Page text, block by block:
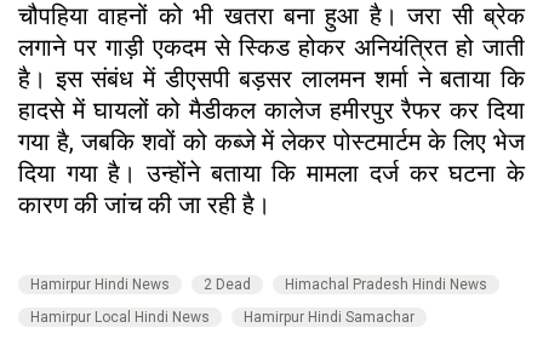
चौपहिया वाहनों को भी खतरा बना हुआ है। जरा सी ब्रेक
लगाने पर गाड़ी एकदम से स्किड होकर अनियंत्रित हो जाती
है। इस संबंध में डीएसपी बड़सर लालमन शर्मा ने बताया कि
हादसे में घायलों को मैडीकल कालेज हमीरपुर रैफर कर दिया
गया है, जबकि शवों को कब्जे में लेकर पोस्टमार्टम के लिए भेज
दिया गया है। उन्होंने बताया कि मामला दर्ज कर घटना के
कारण की जांच की जा रही है।
Hamirpur Hindi News 2 Dead
Himachal Pradesh Hindi News
Hamirpur Local Hindi News
Hamirpur Hindi Samachar